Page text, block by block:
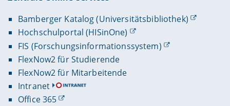
Bamberger Katalog (Universitätsbibliothek)
Hochschulportal (HISinOne)
FIS (Forschungsinformationssystem)
FlexNow2 für Studierende
FlexNow2 für Mitarbeitende
Intranet
Office 365